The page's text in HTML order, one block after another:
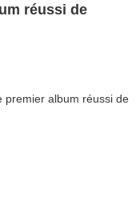
réussi de